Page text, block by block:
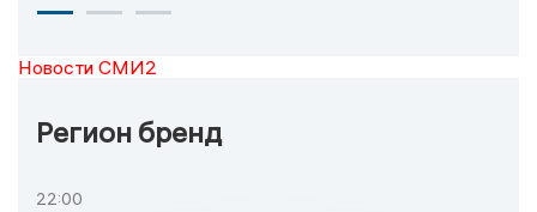
Новости СМИ2
Регион бренд
22:00